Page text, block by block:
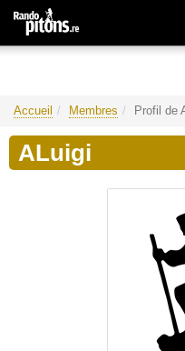
Accueil Membres Profil de
ALuigi